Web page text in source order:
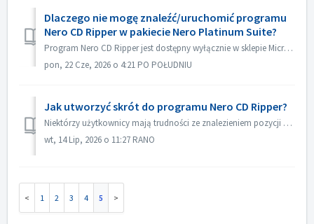
Dlaczego nie mogę znaleźć/uruchomić programu
Nero CD Ripper w pakiecie Nero Platinum Suite?
Program Nero CD Ripper jest dostępny wyłącznie w sklepie Microsoft Store (https://apps.microsoft.com/detail/9NSNQ0CPD06G) i nie wchodzi w skład pakietu Nero...
pon, 22 Cze, 2026 o 4:21 PO POŁUDNIU
Jak utworzyć skrót do programu Nero CD Ripper?
Niektórzy użytkownicy mają trudności ze znalezieniem pozycji programu Nero CD Ripper i za każdym razem muszą przechodzić do Sklepu Microsoft, aby go uruchom...
wt, 14 Lip, 2026 o 11:27 RANO
1 2 3 4 5